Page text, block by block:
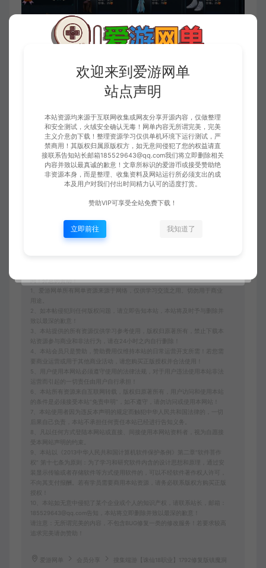
收藏 (0) 点赞 (2)
请仔细阅读本站免责申明，如不遵守，或无法接受，请勿访问或使用本网
间！介意勿赞助！
1、爱游网单所有网单资源来源于网络，仅供学习交流之用。切勿用于商业
2、如本帖侵犯到任何版权问题，请立即告知本站，本站将及时予与删除并
致以最深的歉意！
3、本站提供的所有资源仅供学习参考使用，版权归原著所有，禁止下载本
站资源参与商业和非法行为，请在24小时之内自行删除！
4、本站会员只是赞助，赞助费用仅维持本站的日常运营开支所需！若您需
要商业运营或用于其他商业活动，请您购买正版授权并合法使用！
5、用户使用本网站必须遵守使用的法律法规，对于用户违法使用本站非法
6、本站所有资源来自互联网转载，版权归原著所有，用户访问和使用本站
的条件是必须接受本站“免责申明”，如不遵守，请勿访问或使用本网站！
7、本站使用者因为违反本声明的规定而触犯中华人民共和国法律的，一切
后果自己负责，本站不承担任何责任本站已经进行告知义务。
8、凡以任何方式登陆本网站或直接、间接使用本网站资料者，视为自愿接
受本网站声明的约束。
9、本站以《2013中华人民共和国计算机软件保护条例》第二章"软件菩作
权” 第十七条为原则：为了学习和研究软件内含的设计思想和原理，通过安
装显示传输或者存储软件等方式使用软件的，可以不经软件著作权人许可，
不向其支付报酬。若有学员需要商用本站资源，请务必联系版权方购买正版
10、本站如无意中侵犯了某个企业或个人的知识产权，请联系站长，邮箱：
185529643@qq.com告知，本站将立即删除并致以最深的歉意！
请注意：无所谓完美的内容，不包含BUG修复一类的修改服务！若要求较高
追求完美请勿赞助！
爱游网单 搜集端游【诛仙18职业】1792修复版镇魔洞
欢迎来到爱游网单
站点声明
本站资源均来源于互联网收集或网友分享开源内容，仅做整理
和安全测试，火绒安全确认无毒！网单内容无所谓完美，完美
主义介意勿下载！整理资源学习仅供单机环境下运行测试，严
禁商用！其版权归属原版权方，如无意间侵犯了您的权益请直
接联系告知站长邮箱185529643@qq.com我们将立即删除相关
内容并致以最真诚的歉意！文章所标识的爱游币或接受赞助绝
非资源本身，而是整理、收集资料及网站运行所必须支出的成
本及用户对我们付出时间精力认可的适度打赏。
赞助VIP可享受全站免费下载！
立即前往 我知道了